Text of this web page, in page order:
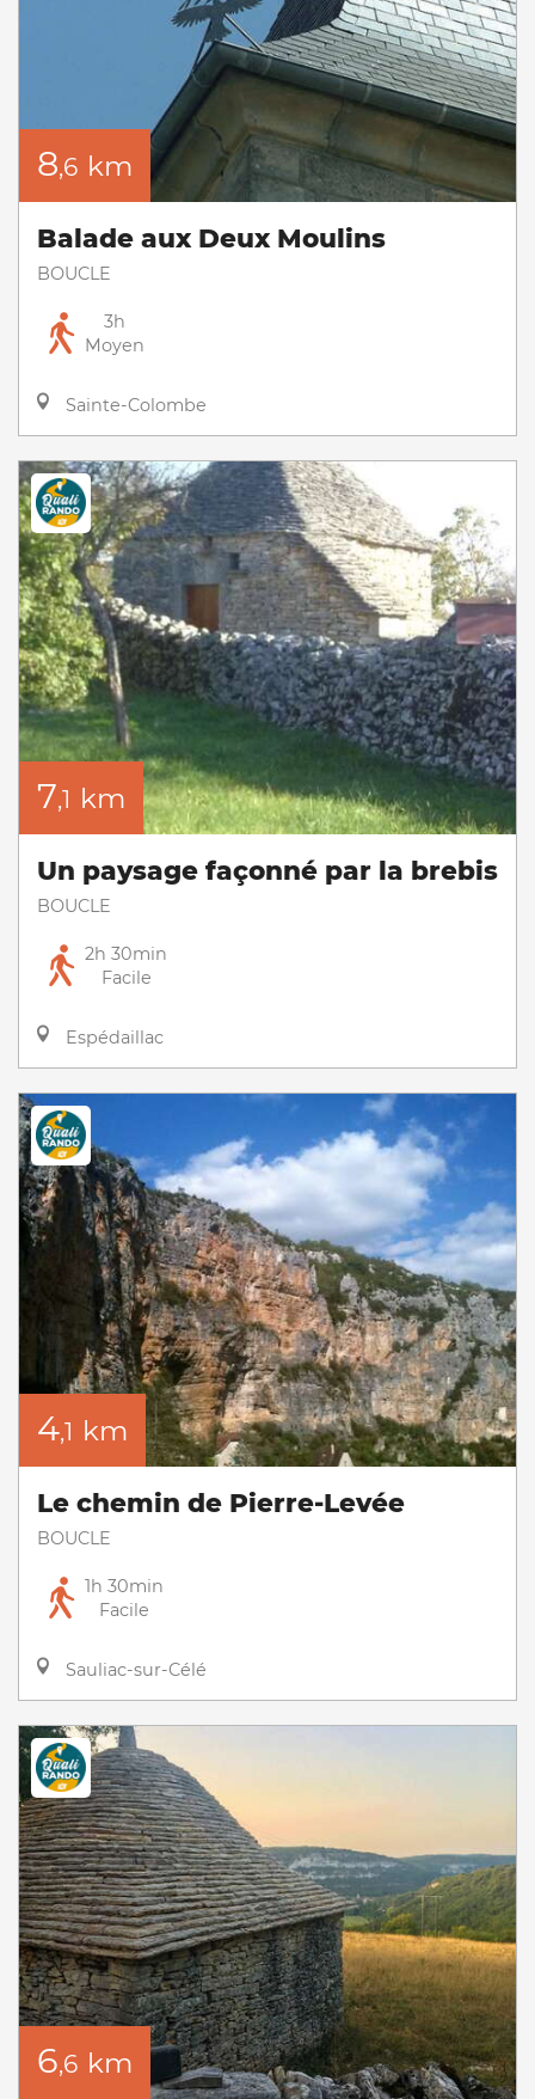
8,6 km
Balade aux Deux Moulins
BOUCLE
3h
Moyen
Sainte-Colombe
7,1 km
Un paysage façonné par la brebis
BOUCLE
2h 30min
Facile
Espédaillac
4,1 km
Le chemin de Pierre-Levée
BOUCLE
1h 30min
Facile
Sauliac-sur-Célé
6,6 km